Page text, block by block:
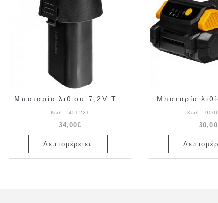
Μπαταρία λιθίου 7,2V T...
Κωδ.: 451221
34,00€
Λεπτομέρειες
Μπαταρία
Κωδ.: